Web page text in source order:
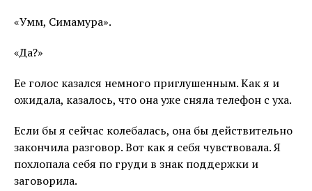
«Умм, Симамура».
«Да?»
Ее голос казался немного приглушенным. Как я и
ожидала, казалось, что она уже сняла телефон с уха.
Если бы я сейчас колебалась, она бы действительно
закончила разговор. Вот как я себя чувствовала. Я
похлопала себя по груди в знак поддержки и
заговорила.